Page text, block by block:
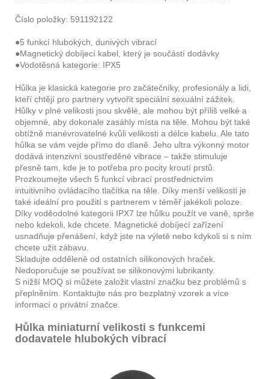
Číslo položky: 591192122
●5 funkcí hlubokých, dunivých vibrací
●Magnetický dobíjecí kabel, který je součástí dodávky
●Vodotěsná kategorie: IPX5
Hůlka je klasická kategorie pro začátečníky, profesionály a lidi,
kteří chtějí pro partnery vytvořit speciální sexuální zážitek.
Hůlky v plné velikosti jsou skvělé, ale mohou být příliš velké a
objemné, aby dokonale zasáhly místa na těle. Mohou být také
obtížně manévrovatelné kvůli velikosti a délce kabelu. Ale tato
hůlka se vám vejde přímo do dlaně. Jeho ultra výkonný motor
dodává intenzivní soustředěné vibrace – takže stimuluje
přesně tam, kde je to potřeba pro pocity kroutí prstů.
Prozkoumejte všech 5 funkcí vibrací prostřednictvím
intuitivního ovládacího tlačítka na těle. Díky menší velikosti je
také ideální pro použití s ​​partnerem v téměř jakékoli poloze.
Díky voděodolné kategorii IPX7 lze hůlku použít ve vaně, sprše
nebo kdekoli, kde chcete. Magnetické dobíjecí zařízení
usnadňuje přenášení, když jste na výletě nebo kdykoli si s ním
chcete užít zábavu.
Skladujte odděleně od ostatních silikonových hraček.
Nedoporučuje se používat se silikonovými lubrikanty.
S nižší MOQ si můžete založit vlastní značku bez problémů s
přeplněním. Kontaktujte nás pro bezplatný vzorek a více
informací o privátní značce.
Hůlka miniaturní velikosti s funkcemi
dodavatele hlubokých vibrací